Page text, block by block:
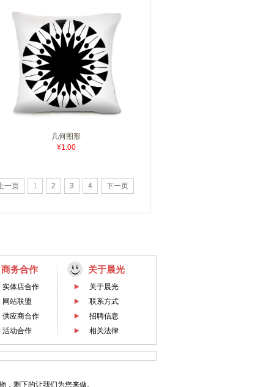
几何图形
¥1.00
一页 1 2 3 4 下一页
商务合作
实体店合作
网站联盟
供应商合作
活动合作
关于晨光
关于晨光
联系方式
招聘信息
相关法律
剩下的让我们为您来做。